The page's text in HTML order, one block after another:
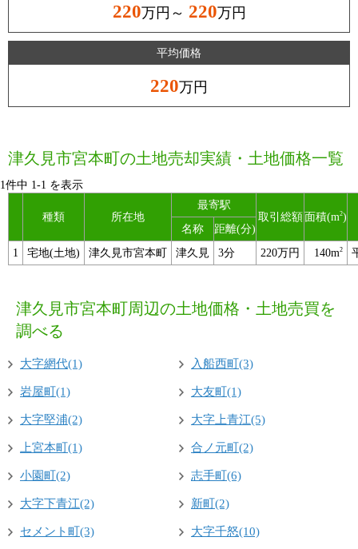
220万円～ 220万円
平均価格
220万円
津久見市宮本町の土地売却実績・土地価格一覧
1件中 1-1 を表示
種類 所在地
最寄駅
取引総額 面積(m2)
名称
距離(分)
1
宅地(土地) 津久見市宮本町 津久見 3分 220万円 140m2
津久見市宮本町周辺の土地価格・土地売買を
調べる
大字網代(1) 入船西町(3)
岩屋町(1) 大友町(1)
大字堅浦(2) 大字上青江(5)
上宮本町(1) 合ノ元町(2)
小園町(2) 志手町(6)
大字下青江(2) 新町(2)
セメント町(3) 大字千怒(10)